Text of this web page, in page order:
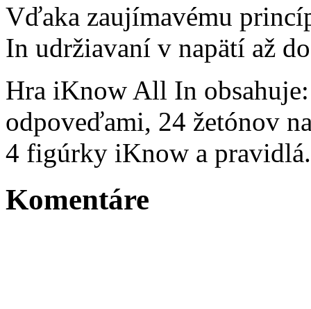
Vďaka zaujímavému
In udržiavaní v napätí až
Hra iKnow All In
odpoveďami, 24 žetónov
4 figúrky iKnow a pravidlá.
Komentáre